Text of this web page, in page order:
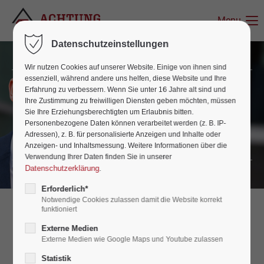
Menu
Kundenstimmen
„Der einzige Weg, großartige Arbeit zu leisten,
ist, zu lieben, was man tut.“ – Steve Jobs
Lebensräume & Menschen –
Geschichten, die in Erinnerung
Datenschutzeinstellungen
Wir nutzen Cookies auf unserer Website. Einige von ihnen sind
essenziell, während andere uns helfen, diese Website und Ihre
Erfahrung zu verbessern. Wenn Sie unter 16 Jahre alt sind und
Ihre Zustimmung zu freiwilligen Diensten geben möchten, müssen
Sie Ihre Erziehungsberechtigten um Erlaubnis bitten.
Personenbezogene Daten können verarbeitet werden (z. B. IP-
Adressen), z. B. für personalisierte Anzeigen und Inhalte oder
Anzeigen- und Inhaltsmessung. Weitere Informationen über die
Verwendung Ihrer Daten finden Sie in unserer
Datenschutzerklärung.
Erforderlich*
Notwendige Cookies zulassen damit die Website korrekt
funktioniert
Externe Medien
Externe Medien wie Google Maps und Youtube zulassen
Statistik